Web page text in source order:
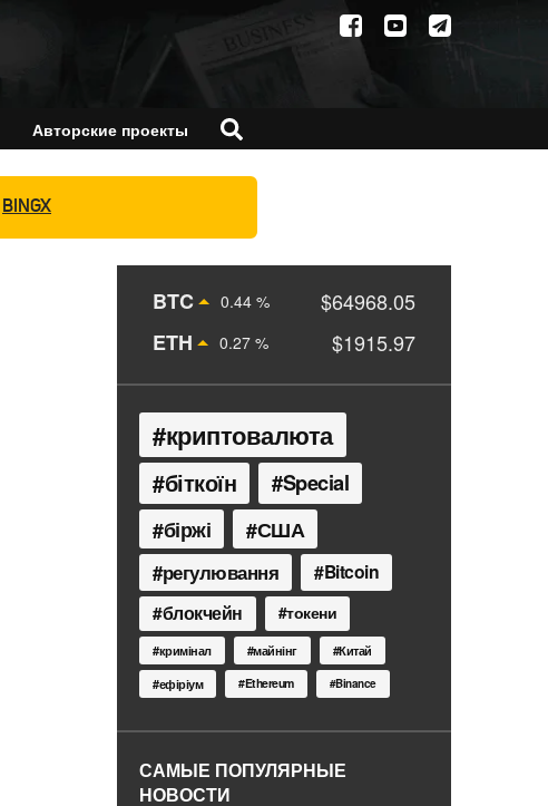
Авторские проекты
BINGX
BTC 0.44 %
$64968.05
ETH
0.27 % $1915.97
криптовалюта
біткоїн Special
біржі США
регулювання Bitcoin
блокчейн токени
кримінал майнінг
Китай
ефіріум
Ethereum Binance
САМЫЕ ПОПУЛЯРНЫЕ
НОВОСТИ